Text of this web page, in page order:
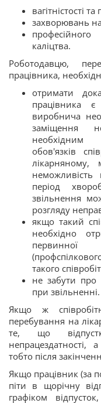
вагітністості та
захворювань
каліцтва.
Роботодавцю,
працівника,
отримати
працівника
виробнича
заміщення
необхідним
обов'язків
період
звільнення
розгляду
якщо такий
необхідно
первинної
такого
не забути про
при звільненні.
Якщо ж
перебування на
те, що
тобто після
Якщо працівник (за
піти в щорічну
графіком